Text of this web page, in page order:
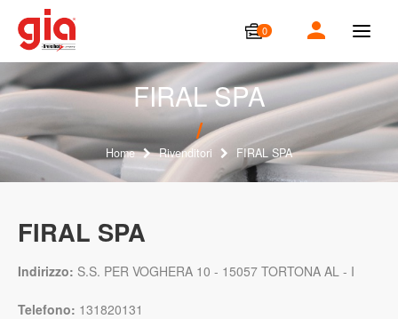
0
T
g
g
l
n
a
v
i
FIRAL SPA
Home Rivenditori FIRAL SPA
FIRAL SPA
Indirizzo: S.S. PER VOGHERA 10 - 15057 TORTONA AL - I
Telefono: 131820131